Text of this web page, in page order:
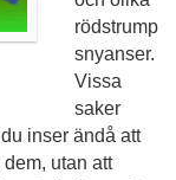
rödstrump
s­nyanser.
Vissa
saker
inser ändå att
utan att